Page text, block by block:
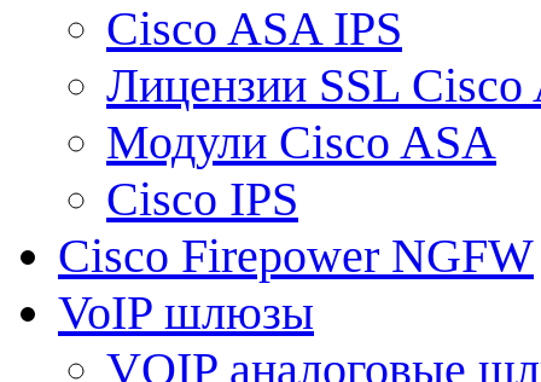
Cisco ASA IPS
Лицензии SSL Cisco
Модули Cisco ASA
Cisco IPS
Cisco Firepower NGFW
VoIP шлюзы
VOIP аналоговые